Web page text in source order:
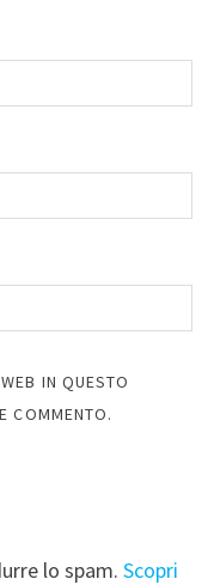
IN QUESTO
COMMENTO.
lo spam. Scopri